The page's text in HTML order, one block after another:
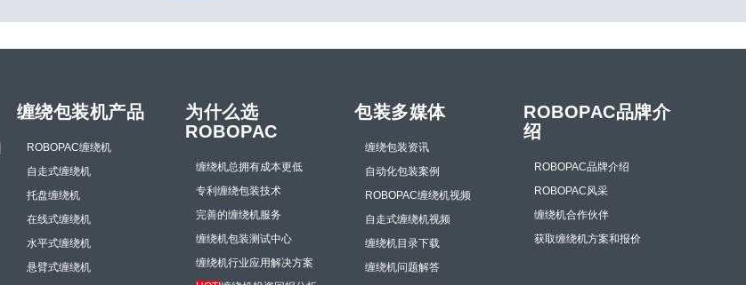
缠绕包装机产品
ROBOPAC缠绕机
自走式缠绕机
托盘缠绕机
在线式缠绕机
水平式缠绕机
悬臂式缠绕机
为什么选
ROBOPAC
缠绕机总拥有成本更低
专利缠绕包装技术
完善的缠绕机服务
缠绕机包装测试中心
缠绕机行业应用解决方案
包装多媒体
缠绕包装资讯
自动化包装案例
ROBOPAC缠绕机视频
自走式缠绕机视频
缠绕机目录下载
缠绕机问题解答
ROBOPAC品牌介
绍
ROBOPAC品牌介绍
ROBOPAC风采
缠绕机合作伙伴
获取缠绕机方案和报价